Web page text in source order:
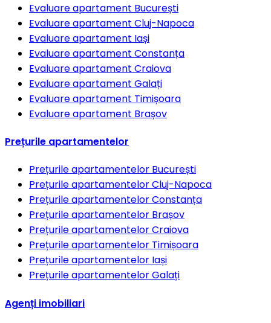
Evaluare apartament București
Evaluare apartament Cluj-Napoca
Evaluare apartament Iași
Evaluare apartament Constanța
Evaluare apartament Craiova
Evaluare apartament Galați
Evaluare apartament Timișoara
Evaluare apartament Brașov
Prețurile apartamentelor
Prețurile apartamentelor București
Prețurile apartamentelorCluj-Napoca
Prețurile apartamentelorConstanța
Prețurile apartamentelor Brașov
Prețurile apartamentelorCraiova
Prețurile apartamentelor Timișoara
Prețurile apartamentelor Iași
Prețurile apartamentelorGalați
Agenți imobiliari